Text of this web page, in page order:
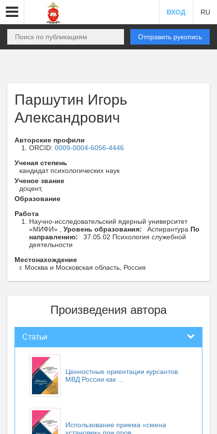
ВХОД RU
Отправить рукопись
Паршутин Игорь
Александрович
Авторские профили
ORCID: 0009-0004-6056-4446
Ученая степень
кандидат психологических наук
Ученое звание
доцент,
Образование
Работа
Научно-исследовательский ядерный университет
«МИФИ» , Уровень образования: Аспирантура По
направлению:
37.05.02 Психология служебной
деятельности
Местонахождение
г. Москва и Московская область, Россия
Произведения автора
Статьи
Ценностные ориентации курсантов
МВД России как ...
Использование приема «смена
установки» при пров...